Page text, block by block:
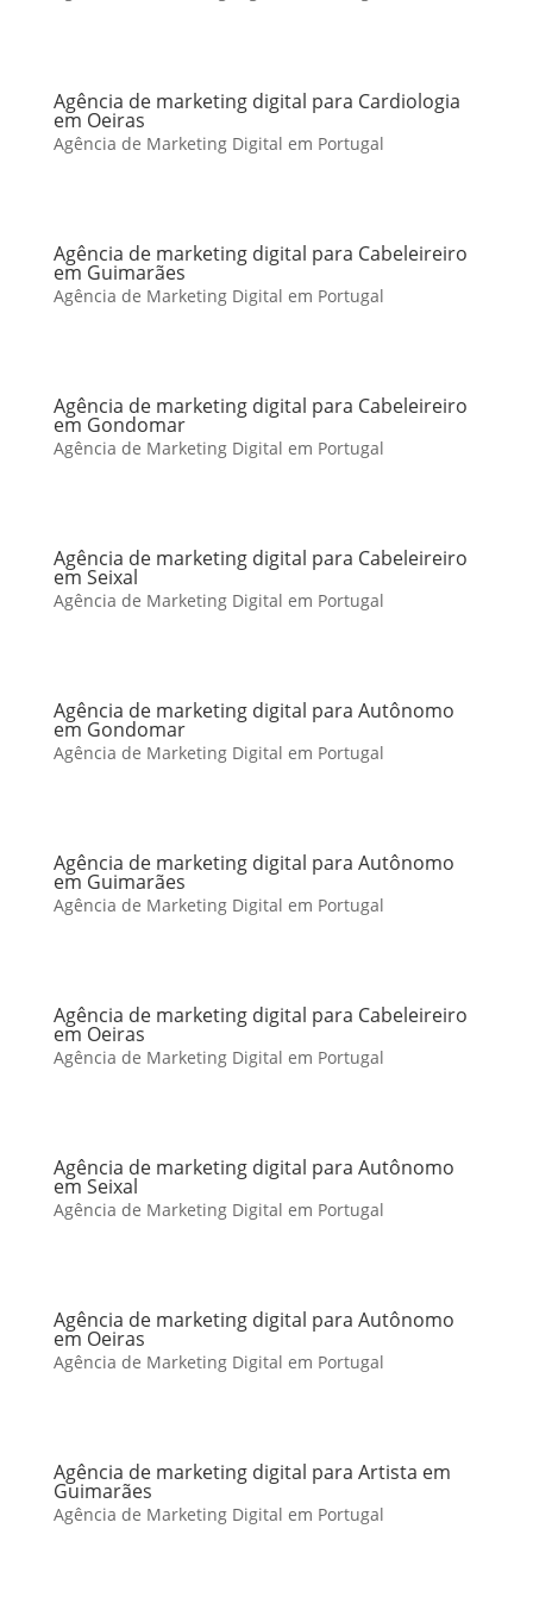
Agência de marketing digital para Cardiologia
em Oeiras
Agência de Marketing Digital em Portugal
Agência de marketing digital para Cabeleireiro
em Guimarães
Agência de Marketing Digital em Portugal
Agência de marketing digital para Cabeleireiro
em Gondomar
Agência de Marketing Digital em Portugal
Agência de marketing digital para Cabeleireiro
em Seixal
Agência de Marketing Digital em Portugal
Agência de marketing digital para Autônomo
em Gondomar
Agência de Marketing Digital em Portugal
Agência de marketing digital para Autônomo
em Guimarães
Agência de Marketing Digital em Portugal
Agência de marketing digital para Cabeleireiro
em Oeiras
Agência de Marketing Digital em Portugal
Agência de marketing digital para Autônomo
em Seixal
Agência de Marketing Digital em Portugal
Agência de marketing digital para Autônomo
em Oeiras
Agência de Marketing Digital em Portugal
Agência de marketing digital para Artista em
Guimarães
Agência de Marketing Digital em Portugal